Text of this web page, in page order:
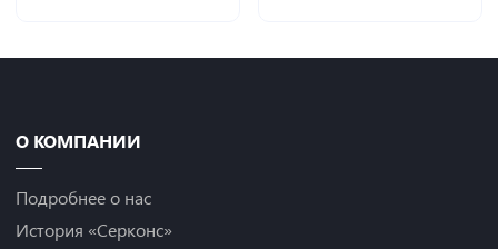
О КОМПАНИИ
Подробнее о нас
История «Серконс»